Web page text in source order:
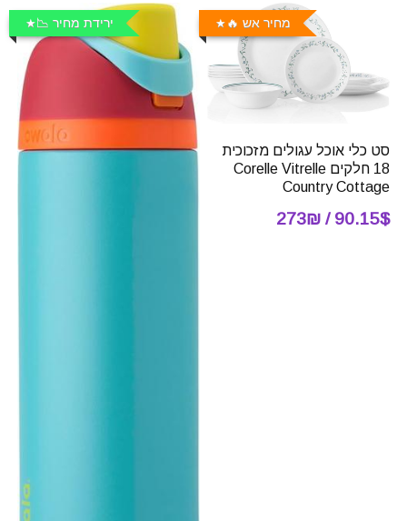
מחיר אש 🔥
סט כלי אוכל עגולים מזכוכית
18 חלקים Corelle Vitrelle
Country Cottage
90.15$ / 273₪
ירידת מחיר 📉